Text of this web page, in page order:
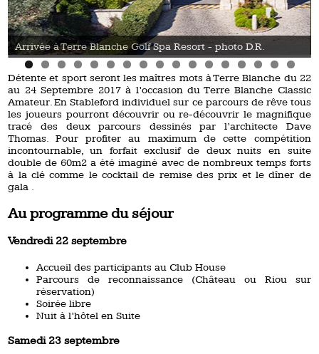
Arrivée à Terre Blanche Golf Spa Resort - photo D.R.
Détente et sport seront les maîtres mots à Terre Blanche du 22
au 24 Septembre 2017 à l’occasion du Terre Blanche Classic
Amateur. En Stableford individuel sur ce parcours de rêve tous
les joueurs pourront découvrir ou re-découvrir le magnifique
tracé des deux parcours dessinés par l’architecte Dave
Thomas. Pour profiter au maximum de cette compétition
incontournable, un forfait exclusif de deux nuits en suite
double de 60m2 a été imaginé avec de nombreux temps forts
à la clé comme le cocktail de remise des prix et le dîner de
gala .
Au programme du séjour
Vendredi 22 septembre
Accueil des participants au Club House
Parcours de reconnaissance (Château ou Riou sur
réservation)
Soirée libre
Nuit à l’hôtel en Suite
Samedi 23 septembre